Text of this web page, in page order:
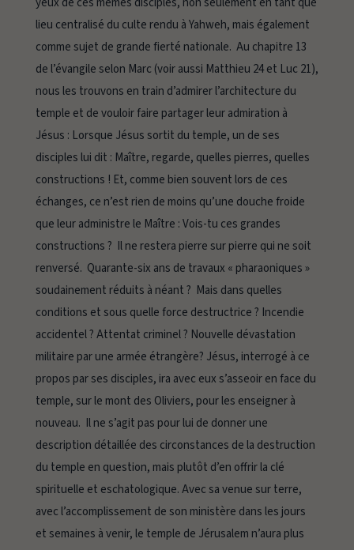
lieu centralisé du culte rendu à Yahweh, mais également
comme sujet de grande fierté nationale. Au chapitre 13
de l’évangile selon Marc (voir aussi Matthieu 24 et Luc 21),
nous les trouvons en train d’admirer l’architecture du
temple et de vouloir faire partager leur admiration à
Jésus : Lorsque Jésus sortit du temple, un de ses
disciples lui dit : Maître, regarde, quelles pierres, quelles
constructions ! Et, comme bien souvent lors de ces
échanges, ce n’est rien de moins qu’une douche froide
que leur administre le Maître :Vois-tu ces grandes
constructions ? Il ne restera pierre sur pierre qui ne soit
renversé. Quarante-six ans de travaux « pharaoniques »
soudainement réduits à néant ? Mais dans quelles
conditions et sous quelle force destructrice ? Incendie
accidentel ? Attentat criminel ? Nouvelle dévastation
militaire par une armée étrangère? Jésus, interrogé à ce
propos par ses disciples, ira avec eux s’asseoir en face du
temple, sur le mont des Oliviers, pour les enseigner à
nouveau. Il ne s’agit pas pour lui de donner une
description détaillée des circonstances de la destruction
du temple en question, mais plutôt d’en offrir la clé
spirituelle et eschatologique. Avec sa venue sur terre,
avec l’accomplissement de son ministère dans les jours
et semaines à venir, le temple de Jérusalem n’aura plus